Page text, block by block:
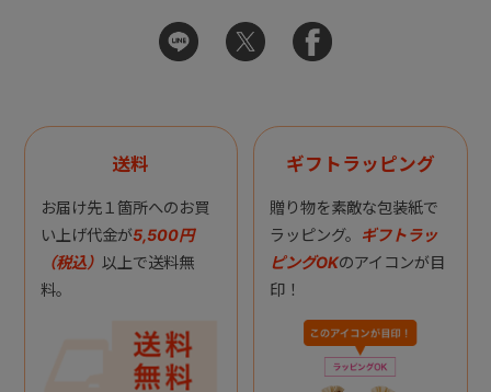
送料
お届け先１箇所へのお買
い上げ代金が5,500円
（税込） 以上で送料無
料。
ギフトラッピング
贈り物を素敵な包装紙で
ラッピング。 ギフトラッ
ピングOKのアイコンが目
印！